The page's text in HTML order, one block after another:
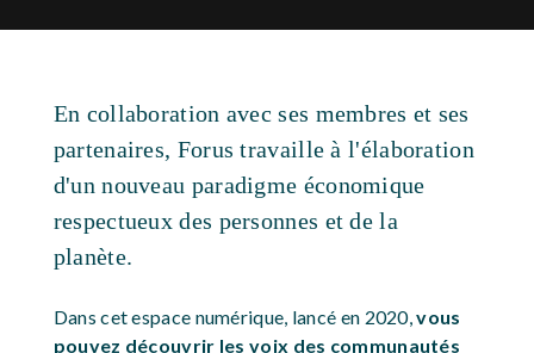
En collaboration avec ses membres et ses
partenaires, Forus travaille à l'élaboration
d'un nouveau paradigme économique
respectueux des personnes et de la
planète.
Dans cet espace numérique, lancé en 2020,vous
pouvez découvrir les voix des communautés